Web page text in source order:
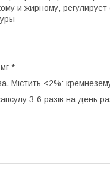
и жирному,
*
Містить <2%:
3-6 разів на день